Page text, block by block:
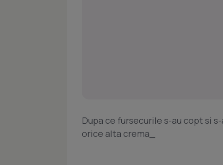
Dupa ce fursecurile s-au copt si
orice alta crema_